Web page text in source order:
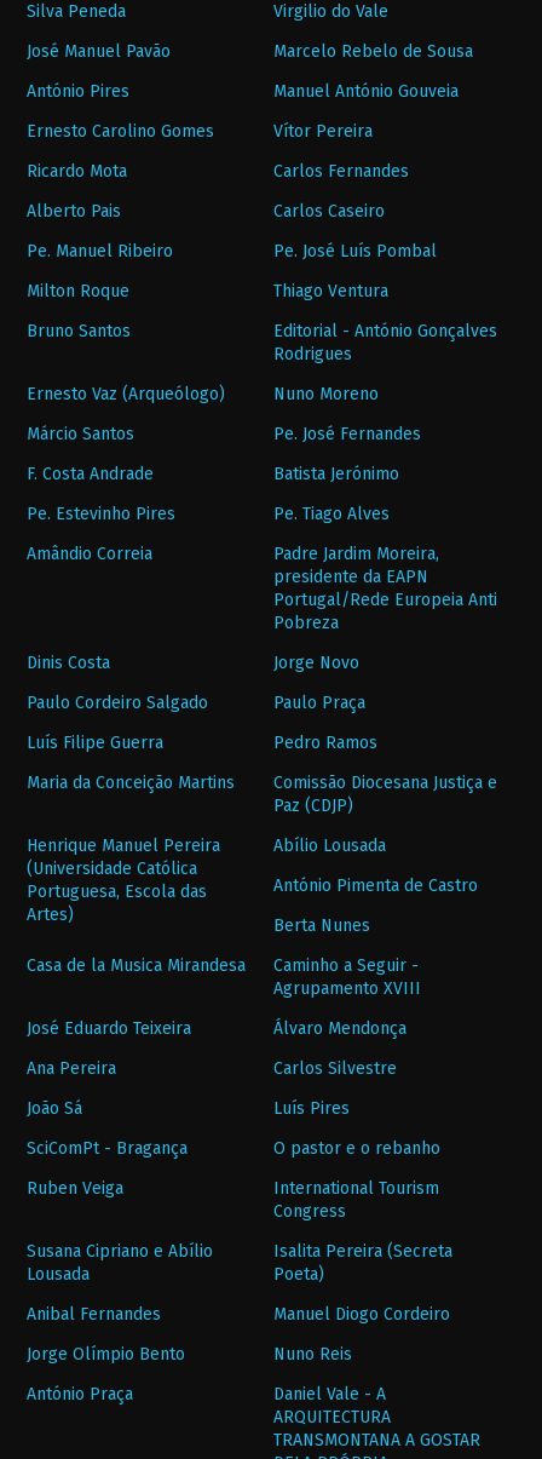
Silva Peneda
Virgilio do Vale
José Manuel Pavão
Marcelo Rebelo de Sousa
António Pires
Manuel António Gouveia
Ernesto Carolino Gomes
Vítor Pereira
Ricardo Mota
Carlos Fernandes
Alberto Pais
Carlos Caseiro
Pe. Manuel Ribeiro
Pe. José Luís Pombal
Milton Roque
Thiago Ventura
Bruno Santos
Editorial - António Gonçalves
Rodrigues
Ernesto Vaz (Arqueólogo)
Nuno Moreno
Márcio Santos
Pe. José Fernandes
F. Costa Andrade
Batista Jerónimo
Pe. Estevinho Pires
Pe. Tiago Alves
Amândio Correia
Padre Jardim Moreira,
presidente da EAPN
Portugal/Rede Europeia Anti
Pobreza
Dinis Costa
Jorge Novo
Paulo Cordeiro Salgado
Paulo Praça
Luís Filipe Guerra
Pedro Ramos
Maria da Conceição Martins
Comissão Diocesana Justiça e
Paz (CDJP)
Henrique Manuel Pereira
(Universidade Católica
Portuguesa, Escola das
Artes)
Abílio Lousada
António Pimenta de Castro
Berta Nunes
Casa de la Musica Mirandesa
Caminho a Seguir -
Agrupamento XVIII
José Eduardo Teixeira
Álvaro Mendonça
Ana Pereira
Carlos Silvestre
João Sá
Luís Pires
SciComPt - Bragança
O pastor e o rebanho
Ruben Veiga
International Tourism
Congress
Susana Cipriano e Abílio
Lousada
Isalita Pereira (Secreta
Poeta)
Anibal Fernandes
Manuel Diogo Cordeiro
Jorge Olímpio Bento
Nuno Reis
António Praça
Daniel Vale - A
ARQUITECTURA
TRANSMONTANA A GOSTAR